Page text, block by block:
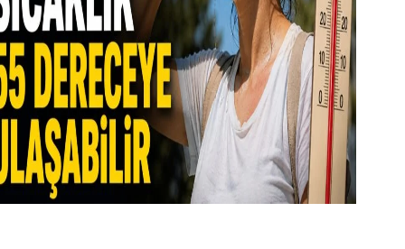
başvurularında yeni dönem
Ağustos 2026